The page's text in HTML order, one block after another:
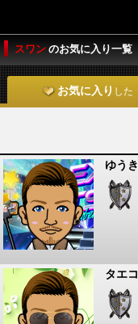
スワン のお気に入り一覧
お気に入り した
ゆう
タエコ